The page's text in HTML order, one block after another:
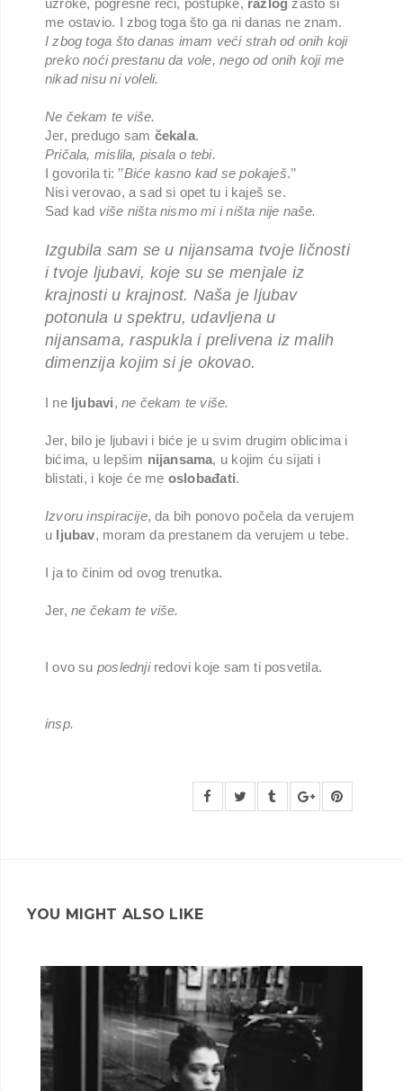
uzroke, pogrešne reči, postupke, razlog zašto si
me ostavio. I zbog toga što ga ni danas ne znam.
I zbog toga što danas imam veći strah od onih koji
preko noći prestanu da vole, nego od onih koji me
nikad nisu ni voleli.
Ne čekam te više.
Jer, predugo sam čekala.
Pričala, mislila, pisala o tebi.
I govorila ti: ’’Biće kasno kad se pokaješ.’’
Nisi verovao, a sad si opet tu i kaješ se.
Sad kad više ništa nismo mi i ništa nije naše.
Izgubila sam se u nijansama tvoje ličnosti
i tvoje ljubavi, koje su se menjale iz
krajnosti u krajnost. Naša je ljubav
potonula u spektru, udavljena u
nijansama, raspukla i prelivena iz malih
dimenzija kojim si je okovao.
I ne ljubavi, ne čekam te više.
Jer, bilo je ljubavi i biće je u svim drugim oblicima i
bićima, u lepšim nijansama, u kojim ću sijati i
blistati, i koje će me oslobađati.
Izvoru inspiracije, da bih ponovo počela da verujem
u ljubav, moram da prestanem da verujem u tebe.
I ja to činim od ovog trenutka.
Jer,ne čekam te više.
I ovo su poslednji redovi koje sam ti posvetila.
insp.
YOU MIGHT ALSO LIKE